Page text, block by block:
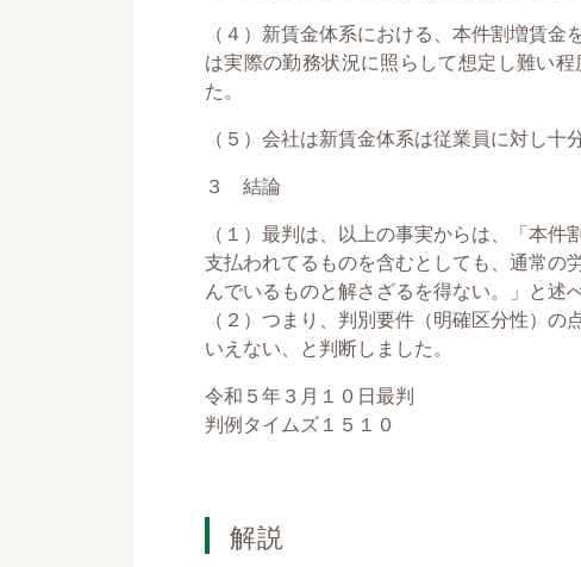
（４）新賃金体系における、本件割増賃
は実際の勤務状況に照らして想定し難い
た。
（５）会社は新賃金体系は従業員に対し十
３ 結論
（１）最判は、以上の事実からは、「本
支払われてるものを含むとしても、通常の
んでいるものと解さざるを得ない。」と述
（２）つまり、判別要件（明確区分性）
いえない、と判断しました。
令和５年３月１０日最判
判例タイムズ１５１０
解説